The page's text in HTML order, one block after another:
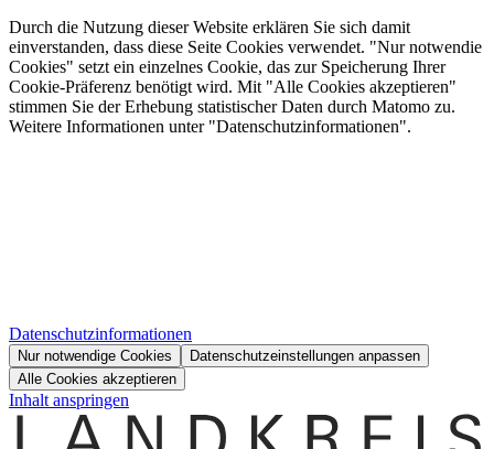
Durch die Nutzung dieser Website erklären Sie sich damit
einverstanden, dass diese Seite Cookies verwendet. "Nur notwendie
Cookies" setzt ein einzelnes Cookie, das zur Speicherung Ihrer
Cookie-Präferenz benötigt wird. Mit "Alle Cookies akzeptieren"
stimmen Sie der Erhebung statistischer Daten durch Matomo zu.
Weitere Informationen unter "Datenschutzinformationen".
Datenschutzinformationen
Nur notwendige Cookies
Datenschutzeinstellungen anpassen
Alle Cookies akzeptieren
Inhalt anspringen